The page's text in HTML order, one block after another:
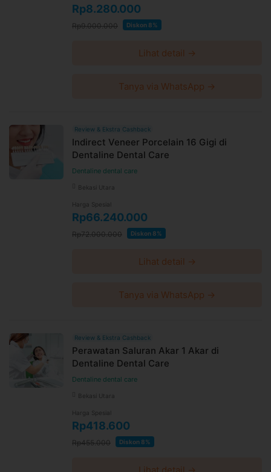
Rp8.280.000
Rp9.000.000 Diskon 8%
Lihat detail →
Tanya via WhatsApp →
Review & Ekstra Cashback
Indirect Veneer Porcelain 16 Gigi di
Dentaline Dental Care
Dentaline dental care
Bekasi Utara
Harga Spesial
Rp66.240.000
Rp72.000.000 Diskon 8%
Lihat detail →
Tanya via WhatsApp →
Review & Ekstra Cashback
Perawatan Saluran Akar 1 Akar di
Dentaline Dental Care
Dentaline dental care
Bekasi Utara
Harga Spesial
Rp418.600
Rp455.000 Diskon 8%